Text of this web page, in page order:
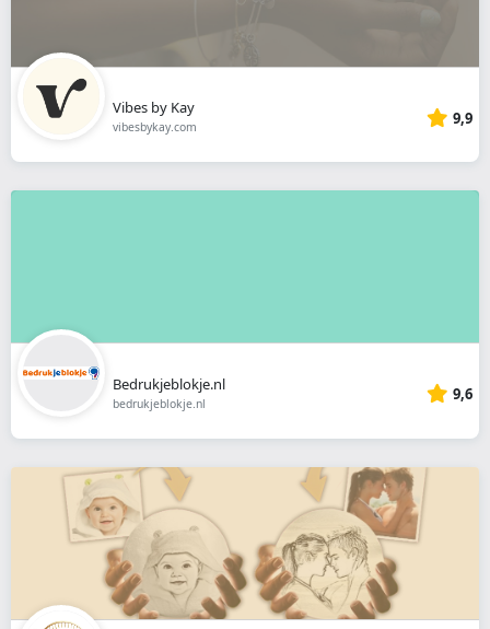
Vibes by Kay
vibesbykay.com 9,9
Bedrukjeblokje.nl
bedrukjeblokje.nl 9,6